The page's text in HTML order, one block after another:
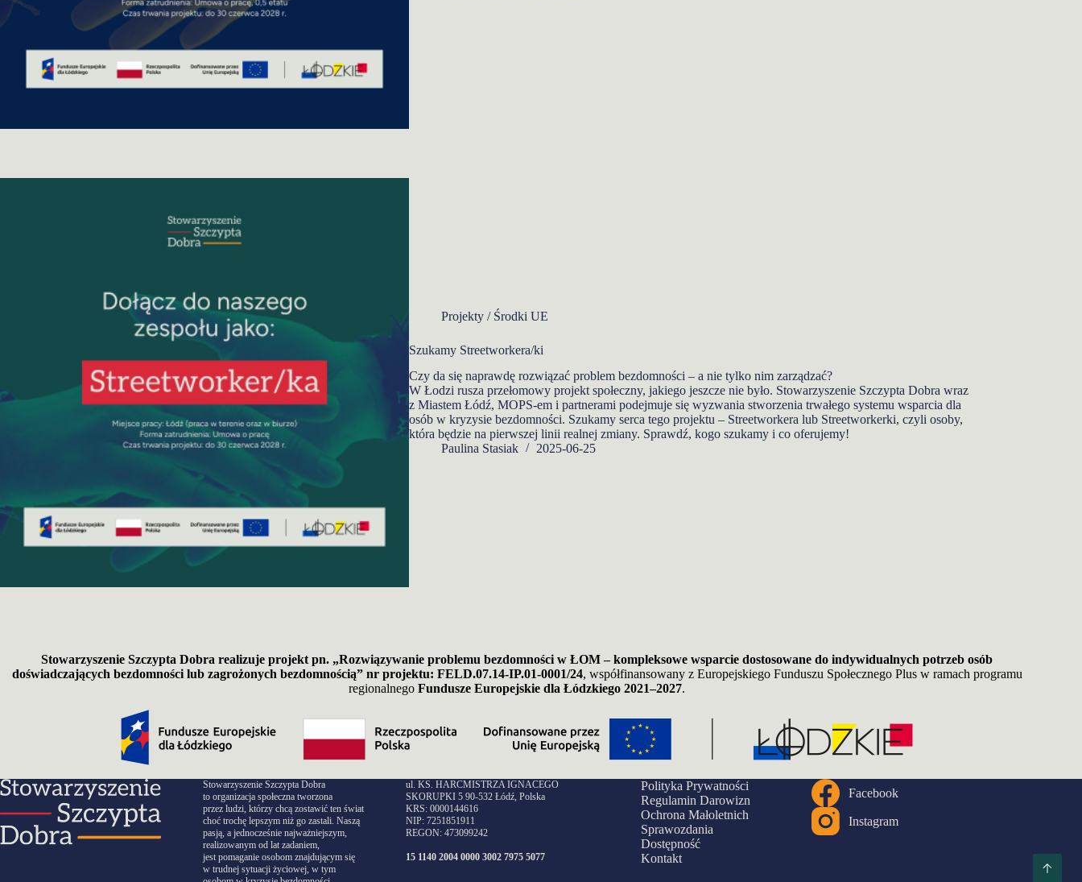
Projekty / Środki UE
Szukamy Streetworkera/ki
Czy da się naprawdę rozwiązać problem bezdomności – a nie tylko nim zarządzać?
W Łodzi rusza przełomowy projekt społeczny, jakiego jeszcze nie było. Stowarzyszenie Szczypta Dobra wraz
z Miastem Łódź, MOPS-em i partnerami podejmuje się wyzwania stworzenia trwałego systemu wsparcia dla
osób w kryzysie bezdomności. Szukamy serca tego projektu – Streetworkera lub Streetworkerki, czyli osoby,
która będzie na pierwszej linii realnej zmiany. Sprawdź, kogo szukamy i co oferujemy!
Paulina Stasiak
2025-06-25
Stowarzyszenie Szczypta Dobra realizuje projekt pn. „Rozwiązywanie problemu bezdomności w ŁOM – kompleksowe wsparcie dostosowane do indywidualnych potrzeb osób
doświadczających bezdomności lub zagrożonych bezdomnością” nr projektu: FELD.07.14-IP.01-0001/24, współfinansowany z Europejskiego Funduszu Społecznego Plus w ramach programu
regionalnego Fundusze Europejskie dla Łódzkiego 2021–2027.
Stowarzyszenie Szczypta Dobra
to organizacja społeczna tworzona
przez ludzi, którzy chcą zostawić ten świat
choć trochę lepszym niż go zastali. Naszą
pasją, a jednocześnie najważniejszym,
realizowanym od lat zadaniem,
jest pomaganie osobom znajdującym się
w trudnej sytuacji życiowej, w tym
ul. KS. HARCMISTRZA IGNACEGO
SKORUPKI 5 90-532 Łódź, Polska
KRS: 0000144616
NIP: 7251851911
REGON: 473099242
15 1140 2004 0000 3002 7975 5077
Polityka Prywatności
Regulamin Darowizn
Ochrona Małoletnich
Sprawozdania
Dostępność
Kontakt
Facebook
Instagram